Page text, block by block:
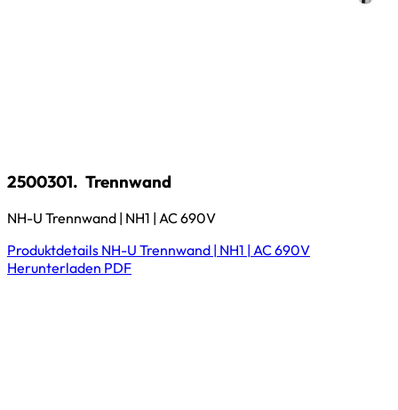
2500301. Trennwand
NH-U Trennwand | NH1 | AC 690V
Produktdetails NH-U Trennwand | NH1 | AC 690V
Herunterladen PDF